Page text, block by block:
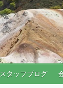
スタッフブログ